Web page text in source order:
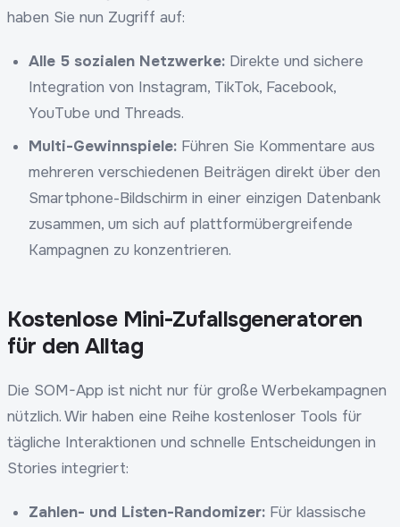
haben Sie nun Zugriff auf:
Alle 5 sozialen Netzwerke: Direkte und sichere
Integration von Instagram, TikTok, Facebook,
YouTube und Threads.
Multi-Gewinnspiele: Führen Sie Kommentare aus
mehreren verschiedenen Beiträgen direkt über den
Smartphone-Bildschirm in einer einzigen Datenbank
zusammen, um sich auf plattformübergreifende
Kampagnen zu konzentrieren.
Kostenlose Mini-Zufallsgeneratoren
für den Alltag
Die SOM-App ist nicht nur für große Werbekampagnen
nützlich. Wir haben eine Reihe kostenloser Tools für
tägliche Interaktionen und schnelle Entscheidungen in
Stories integriert:
Zahlen- und Listen-Randomizer: Für klassische